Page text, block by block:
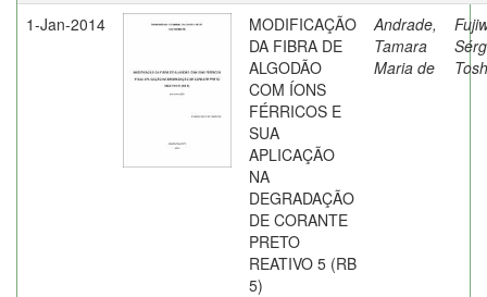
1-Jan-2014
MODIFICAÇÃO
DA FIBRA DE
ALGODÃO
COM ÍONS
FÉRRICOS E
SUA
APLICAÇÃO
NA
DEGRADAÇÃO
DE CORANTE
PRETO
REATIVO 5 (RB
5)
Andrade,
Tamara
Maria de